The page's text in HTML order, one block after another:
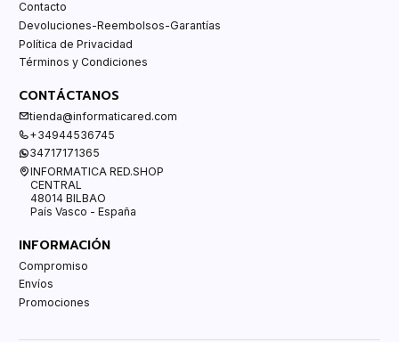
Contacto
Devoluciones-Reembolsos-Garantías
Política de Privacidad
Términos y Condiciones
CONTÁCTANOS
tienda@informaticared.com
+34944536745
34717171365
INFORMATICA RED.SHOP
CENTRAL
48014 BILBAO
País Vasco - España
INFORMACIÓN
Compromiso
Envíos
Promociones